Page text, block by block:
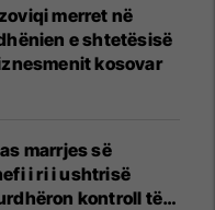
merret në
e shtetësisë
kosovar
marrjes së
i ri i ushtrisë
kontroll të